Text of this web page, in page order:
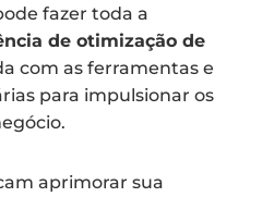
fazer toda a
de otimização de
com as ferramentas e
para impulsionar os
aprimorar sua